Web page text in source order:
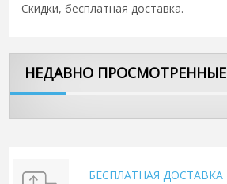
Скидки, бесплатная доставка.
НЕДАВНО ПРОСМОТРЕННЫЕ
БЕСПЛАТНАЯ ДОСТАВКА